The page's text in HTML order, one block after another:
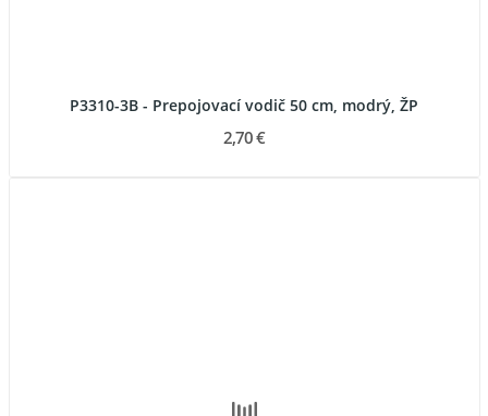
P3310-3B - Prepojovací vodič 50 cm, modrý, ŽP
2,70 €